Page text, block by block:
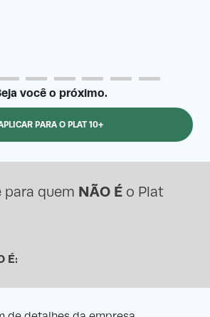
você o próximo.
PARA O PLAT 10+
para quem NÃO É o Plat
É: